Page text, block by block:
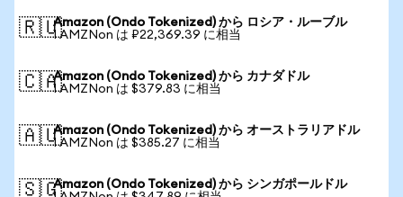
🇷🇺Amazon (Ondo Tokenized) から ロシア・ルーブル
1 AMZNon は ₽22,369.39 に相当
🇨🇦Amazon (Ondo Tokenized) から カナダドル
1 AMZNon は $379.83 に相当
🇦🇺Amazon (Ondo Tokenized) から オーストラリアドル
1 AMZNon は $385.27 に相当
🇸🇬Amazon (Ondo Tokenized) から シンガポールドル